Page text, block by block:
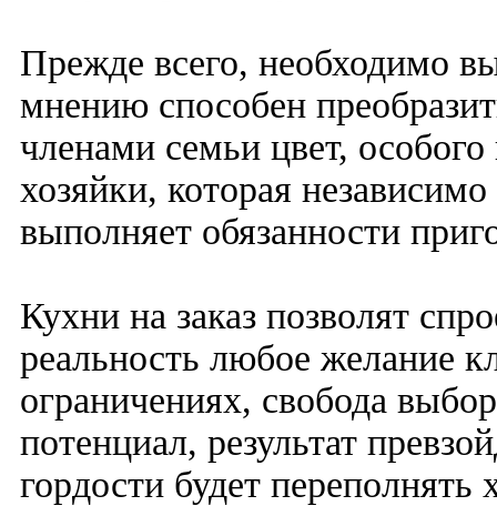
Прежде всего, необходимо
мнению способен
членами семьи цвет,
хозяйки, которая
выполняет обязанности
Кухни на заказ позволят
реальность любое желание
ограничениях, свобода
потенциал, результат
гордости будет переполнять